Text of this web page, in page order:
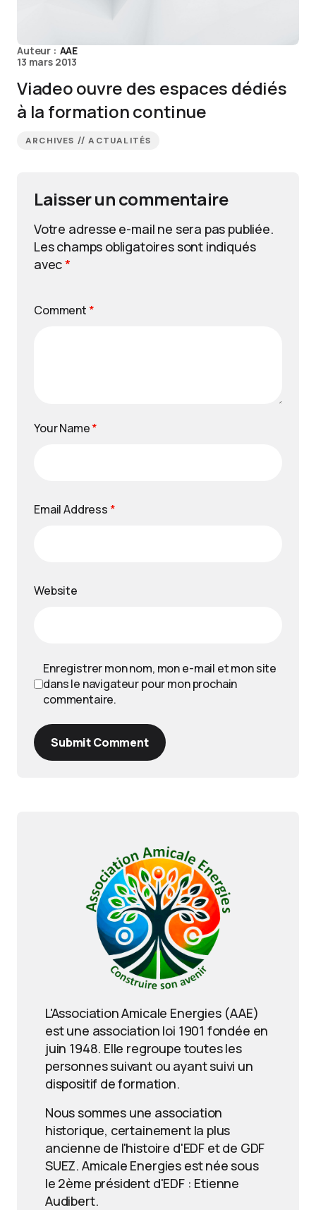
Auteur : AAE
13 mars 2013
Viadeo ouvre des espaces dédiés
à la formation continue
ARCHIVES // ACTUALITÉS
Laisser un commentaire
Votre adresse e-mail ne sera pas publiée.
Les champs obligatoires sont indiqués
avec*
Comment *
Your Name*
Email Address *
Website
Enregistrer mon nom, mon e-mail et mon site
dans le navigateur pour mon prochain
commentaire.
Submit Comment
L'Association Amicale Energies (AAE)
est une association loi 1901 fondée en
juin 1948. Elle regroupe toutes les
personnes suivant ou ayant suivi un
dispositif de formation.
Nous sommes une association
historique, certainement la plus
ancienne de l'histoire d'EDF et de GDF
SUEZ. Amicale Energies est née sous
le 2ème président d'EDF : Etienne
Audibert.